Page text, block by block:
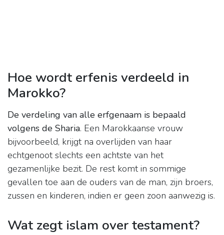
Hoe wordt erfenis verdeeld in
Marokko?
De verdeling van alle erfgenaam is bepaald
volgens de Sharia. Een Marokkaanse vrouw
bijvoorbeeld, krijgt na overlijden van haar
echtgenoot slechts een achtste van het
gezamenlijke bezit. De rest komt in sommige
gevallen toe aan de ouders van de man, zijn broers,
zussen en kinderen, indien er geen zoon aanwezig is.
Wat zegt islam over testament?